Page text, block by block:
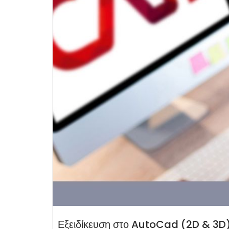
Εξειδίκευση στο AutoCad (2D &